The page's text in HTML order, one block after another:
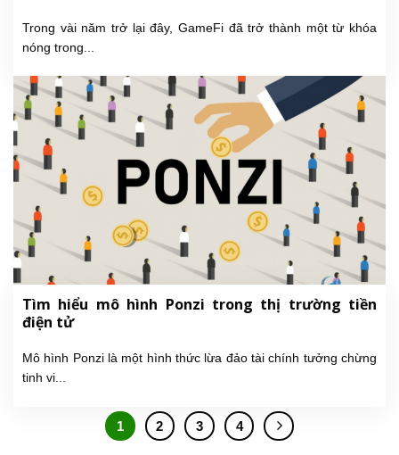
Trong vài năm trở lại đây, GameFi đã trở thành một từ khóa
nóng trong...
Tìm hiểu mô hình Ponzi trong thị trường tiền
điện tử
Mô hình Ponzi là một hình thức lừa đảo tài chính tưởng chừng
tinh vi...
1 2 3 4